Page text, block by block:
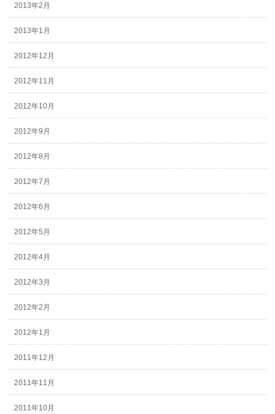
2013年2月
2013年1月
2012年12月
2012年11月
2012年10月
2012年9月
2012年8月
2012年7月
2012年6月
2012年5月
2012年4月
2012年3月
2012年2月
2012年1月
2011年12月
2011年11月
2011年10月